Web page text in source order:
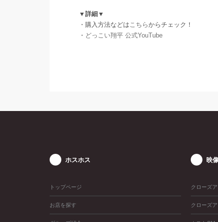
▼詳細▼
・購入方法などは こちらからチェック！
・ どっこい翔平 公式YouTube
ホスホス
トップページ
お店を探す
映
クローズ
クローズ